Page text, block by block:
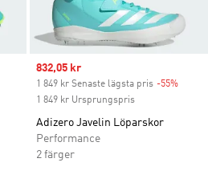
Sale price
832,05 kr
1 849 kr Senaste lägsta pris -55%
1 849 kr Ursprungspris
Adizero Javelin Löparskor
Performance
2 färger